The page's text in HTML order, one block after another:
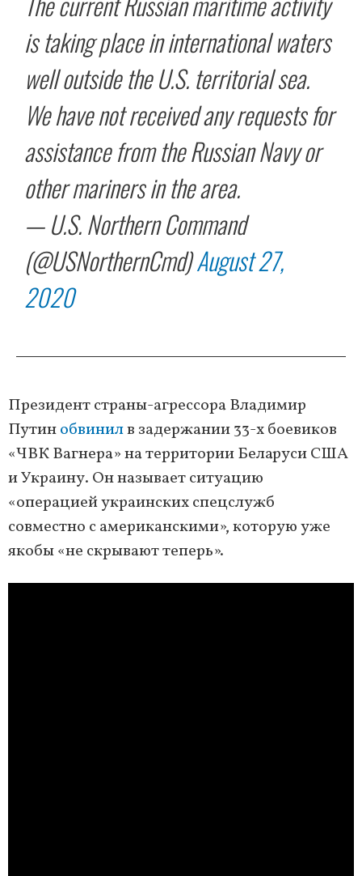
is taking place in international waters
well outside the U.S. territorial sea.
We have not received any requests for
assistance from the Russian Navy or
other mariners in the area.
— U.S. Northern Command
(@USNorthernCmd)August 27,
2020
Президент страны-агрессора Владимир
Путинобвинилв задержании 33-х боевиков
«ЧВК Вагнера» на территории Беларуси США
и Украину. Он называет ситуацию
«операцией украинских спецслужб
совместно с американскими», которую уже
якобы «не скрывают теперь».